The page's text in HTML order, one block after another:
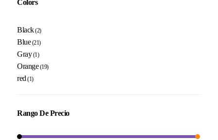
Colors
Black(2)
Blue (21)
Gray (1)
Orange (19)
red (1)
Rango De Precio